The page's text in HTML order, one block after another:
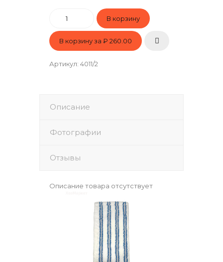
В корзину за ₽ 260.00
Артикул: 4011/2
Описание
Фотографии
Отзывы
Описание товара отсутствует